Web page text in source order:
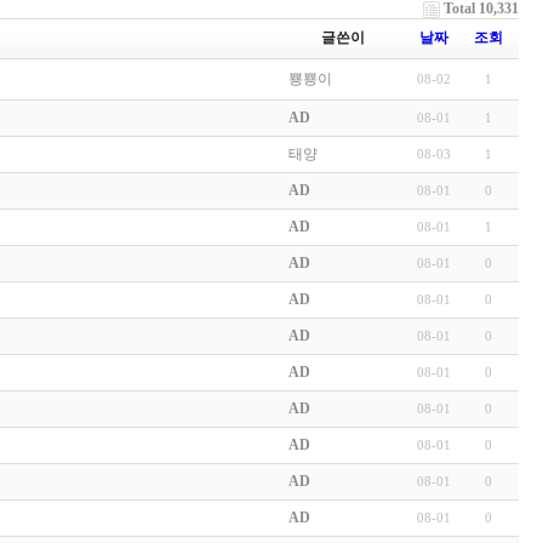
Total 10,331
글쓴이
날짜 조회
뿅뿅이 08-02 1
AD 08-01 1
태양 08-03 1
AD 08-01 0
AD 08-01 1
AD 08-01 0
AD 08-01 0
AD 08-01 0
AD 08-01 0
AD 08-01 0
AD 08-01 0
AD 08-01 0
AD 08-01 0